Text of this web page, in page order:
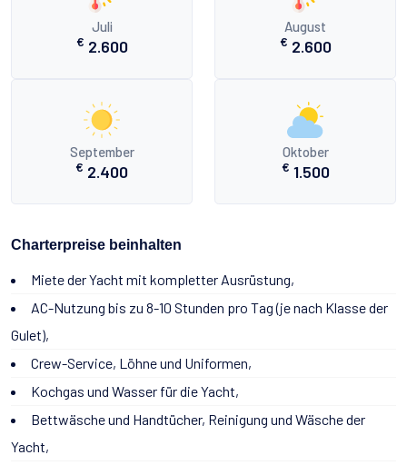
Juli
€ 2.600
August
€ 2.600
September
€ 2.400
Oktober
€ 1.500
Charterpreise beinhalten
Miete der Yacht mit kompletter Ausrüstung,
AC-Nutzung bis zu 8-10 Stunden pro Tag (je nach Klasse der
Gulet),
Crew-Service, Löhne und Uniformen,
Kochgas und Wasser für die Yacht,
Bettwäsche und Handtücher, Reinigung und Wäsche der
Yacht,